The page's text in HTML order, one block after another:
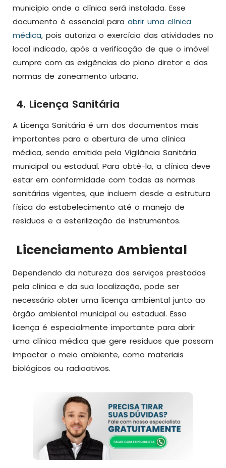
município onde a clínica será instalada. Esse
documento é essencial para abrir uma clínica
médica, pois autoriza o exercício das atividades no
local indicado, após a verificação de que o imóvel
cumpre com as exigências do plano diretor e das
normas de zoneamento urbano.
4. Licença Sanitária
A Licença Sanitária é um dos documentos mais
importantes para a abertura de uma clínica
médica, sendo emitida pela Vigilância Sanitária
municipal ou estadual. Para obtê-la, a clínica deve
estar em conformidade com todas as normas
sanitárias vigentes, que incluem desde a estrutura
física do estabelecimento até o manejo de
resíduos e a esterilização de instrumentos.
Licenciamento Ambiental
Dependendo da natureza dos serviços prestados
pela clínica e da sua localização, pode ser
necessário obter uma licença ambiental junto ao
órgão ambiental municipal ou estadual. Essa
licença é especialmente importante para abrir
uma clínica médica que gere resíduos que possam
impactar o meio ambiente, como materiais
biológicos ou radioativos.